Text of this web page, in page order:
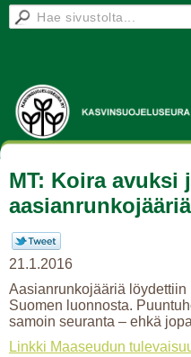
MT: Koira avuksi
aasianrunkojääriä
21.1.2016
Aasianrunkojääriä
Suomen luonnosta.
samoin seuranta – ehkä
Linkki Maaseudun